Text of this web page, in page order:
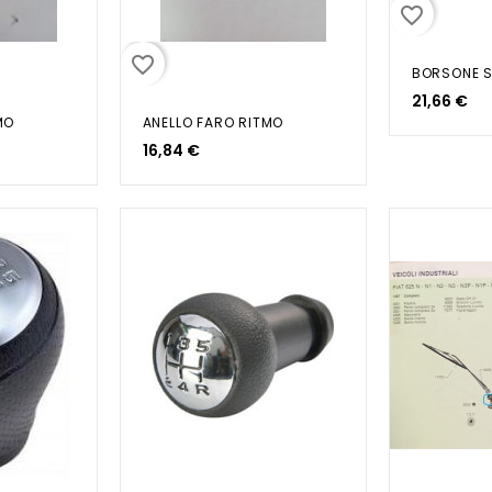
favorite_border
ANELLO FARO RITMO
16,84 €
favorite_border
BORSONE
21,66 €